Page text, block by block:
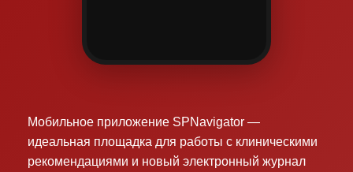
Мобильное приложение SPNavigator —
идеальная площадка для работы с клиническими
рекомендациями и новый электронный журнал